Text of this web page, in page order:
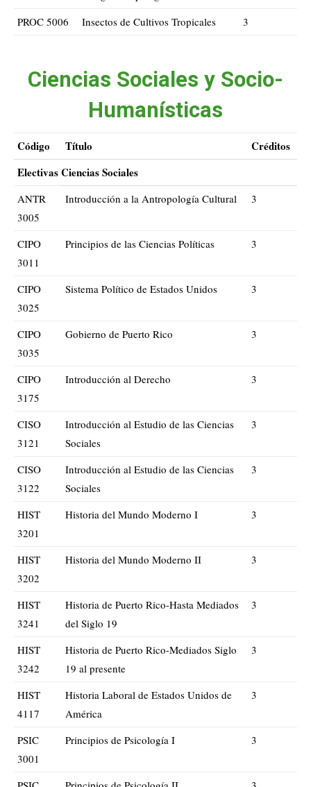
PROC 5006
Insectos de Cultivos Tropicales 3
Ciencias Sociales y Socio-
Humanísticas
Código Título
Créditos
Electivas Ciencias Sociales
ANTR
3005
Introducción a la Antropología Cultural 3
CIPO
3011
Principios de las Ciencias Políticas 3
CIPO
3025
Sistema Político de Estados Unidos 3
CIPO
3035
Gobierno de Puerto Rico 3
CIPO
3175
Introducción al Derecho 3
CISO
3121
Introducción al Estudio de las Ciencias
Sociales
3
CISO
3122
Introducción al Estudio de las Ciencias
Sociales
3
HIST
3201
Historia del Mundo Moderno I 3
HIST
3202
Historia del Mundo Moderno II 3
HIST
3241
Historia de Puerto Rico-Hasta Mediados
del Siglo 19
3
HIST
3242
Historia de Puerto Rico-Mediados Siglo
19 al presente
3
HIST
4117
Historia Laboral de Estados Unidos de
América
3
PSIC
3001
Principios de Psicología I 3